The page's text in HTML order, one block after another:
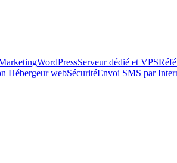
WordPressServeur dédié et VPS
Hébergeur webSécuritéEnvoi SMS par